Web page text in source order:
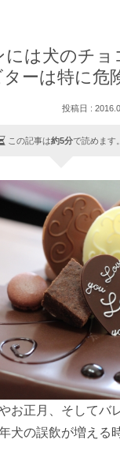
は犬のチョ
ーは特に危
この記事は約5分で読めます。
お正月、そしてバ
犬の誤飲が増える